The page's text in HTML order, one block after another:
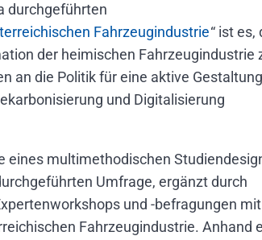
durchgeführten
Fahrzeugindustrie“ ist es,
der heimischen Fahrzeugindustrie
an die Politik für eine aktive
und Digitalisierung
eines multimethodischen
Umfrage, ergänzt durch
und -befragungen mit
Fahrzeugindustrie. Anhand